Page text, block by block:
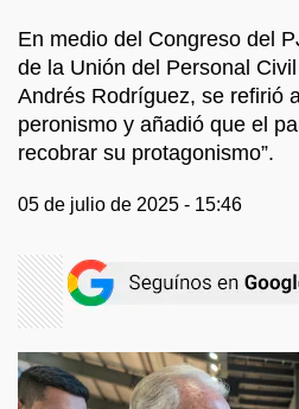
En medio del Congreso del
de la Unión del Personal
Andrés Rodríguez, se refirió
peronismo y añadió que el
recobrar su protagonismo”.
05 de julio de 2025 - 15:46